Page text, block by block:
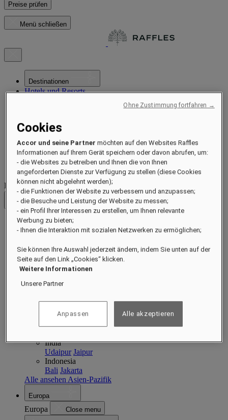
Preise prüfen
Menü schließen
Destinationen
Hotels und Resorts
Besondere Anlässe
Neueröffnung in Kürze
Information
Magazin
Destinationen
Zurück
Asien-Pazifik
Zurück zu Destinationen
China
Singapore
Phnom Penh
Siem Reap
Philippines
India
Udaipur Jaipur
Indonesia
Bali Jakarta
Alle ansehen Asien-Pazifik
Europa
Europa Close menu
Cookies
Accor und seine Partner möchten auf den Websites Raffles
Informationen auf Ihrem Gerät speichern oder davon abrufen, um:
- die Websites zu betreiben und Ihnen die von Ihnen
angeforderten Dienste zur Verfügung zu stellen (diese Cookies
können nicht abgelehnt werden);
- die Funktionen der Website zu verbessern und anzupassen;
- die Besuche und Leistung der Website zu messen;
- ein Profil Ihrer Interessen zu erstellen, um Ihnen relevante
Werbung zu bieten;
- Ihnen die Interaktion mit sozialen Netzwerken zu ermöglichen;
Sie können Ihre Auswahl jederzeit ändern, indem Sie unten auf der
Seite auf den Link „Cookies“ klicken.
Weitere Informationen
Unsere Partner
Anpassen Alle akzeptieren
Ohne Zustimmung fortfahren →